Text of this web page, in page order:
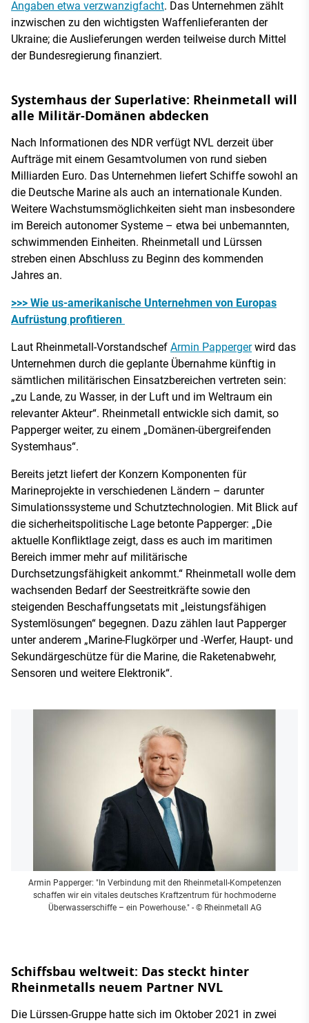
Angaben etwa verzwanzigfacht. Das Unternehmen zählt
inzwischen zu den wichtigsten Waffenlieferanten der
Ukraine; die Auslieferungen werden teilweise durch Mittel
der Bundesregierung finanziert.
Systemhaus der Superlative: Rheinmetall will
alle Militär-Domänen abdecken
Nach Informationen des NDR verfügt NVL derzeit über
Aufträge mit einem Gesamtvolumen von rund sieben
Milliarden Euro. Das Unternehmen liefert Schiffe sowohl an
die Deutsche Marine als auch an internationale Kunden.
Weitere Wachstumsmöglichkeiten sieht man insbesondere
im Bereich autonomer Systeme – etwa bei unbemannten,
schwimmenden Einheiten. Rheinmetall und Lürssen
streben einen Abschluss zu Beginn des kommenden
Jahres an.
>>> Wie us-amerikanische Unternehmen von Europas
Aufrüstung profitieren
Laut Rheinmetall-Vorstandschef Armin Pappergerwird das
Unternehmen durch die geplante Übernahme künftig in
sämtlichen militärischen Einsatzbereichen vertreten sein:
„zu Lande, zu Wasser, in der Luft und im Weltraum ein
relevanter Akteur“. Rheinmetall entwickle sich damit, so
Papperger weiter, zu einem „Domänen-übergreifenden
Systemhaus“.
Bereits jetzt liefert der Konzern Komponenten für
Marineprojekte in verschiedenen Ländern – darunter
Simulationssysteme und Schutztechnologien. Mit Blick auf
die sicherheitspolitische Lage betonte Papperger: „Die
aktuelle Konfliktlage zeigt, dass es auch im maritimen
Bereich immer mehr auf militärische
Durchsetzungsfähigkeit ankommt.“ Rheinmetall wolle dem
wachsenden Bedarf der Seestreitkräfte sowie den
steigenden Beschaffungsetats mit „leistungsfähigen
Systemlösungen“ begegnen. Dazu zählen laut Papperger
unter anderem „Marine-Flugkörper und -Werfer, Haupt- und
Sekundärgeschütze für die Marine, die Raketenabwehr,
Sensoren und weitere Elektronik“.
Armin Papperger: "In Verbindung mit den Rheinmetall-Kompetenzen
schaffen wir ein vitales deutsches Kraftzentrum für hochmoderne
Überwasserschiffe – ein Powerhouse."- © Rheinmetall AG
Schiffsbau weltweit: Das steckt hinter
Rheinmetalls neuem Partner NVL
Die Lürssen-Gruppe hatte sich im Oktober 2021 in zwei